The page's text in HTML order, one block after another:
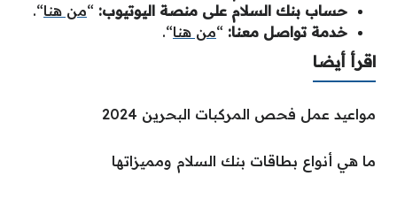
حساب بنك السلام على منصة اليوتيوب: “من هنا“.
خدمة تواصل معنا: “من هنا“.
اقرأ أيضا
مواعيد عمل فحص المركبات البحرين 2024
ما هي أنواع بطاقات بنك السلام ومميزاتها